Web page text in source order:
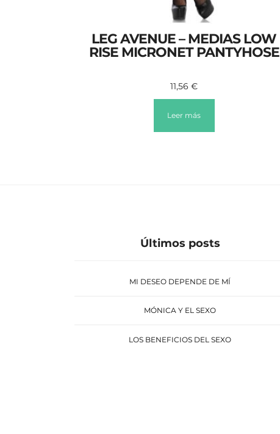
LEG AVENUE – MEDIAS LOW
RISE MICRONET PANTYHOSE
11,56 €
Leer más
Últimos posts
MI DESEO DEPENDE DE MÍ
MÓNICA Y EL SEXO
LOS BENEFICIOS DEL SEXO